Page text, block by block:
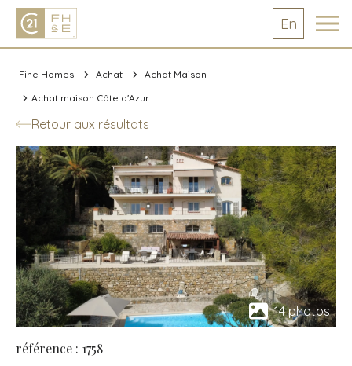
En
Fine Homes Achat
Achat Maison
Achat maison Côte d'Azur
Retour aux résultats
14 photos
référence : 1758